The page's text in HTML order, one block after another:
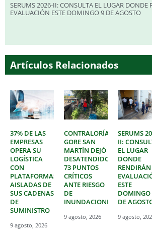
SERUMS 2026-II: CONSULTA EL LUGAR DONDE
EVALUACIÓN ESTE DOMINGO 9 DE AGOSTO
Artículos Relacionados
37% DE LAS
EMPRESAS
OPERA SU
LOGÍSTICA
CON
PLATAFORMAS
AISLADAS DE
SUS CADENAS
DE
SUMINISTRO
9 agosto, 2026
CONTRALORÍA:
GORE SAN
MARTÍN DEJÓ
DESATENDIDOS
73 PUNTOS
CRÍTICOS
ANTE RIESGO
DE
INUNDACIONES
9 agosto, 2026
SERUMS
II:
EL LUGAR
DONDE
ESTE
DOMINGO
DE
9 agosto,